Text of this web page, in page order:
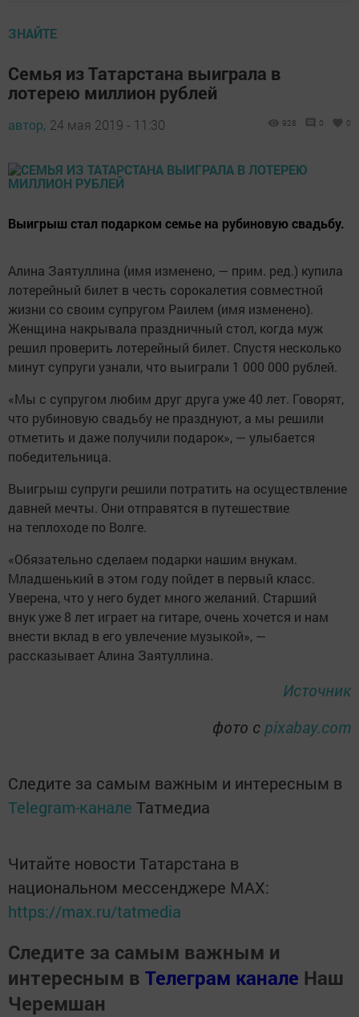
ЗНАЙТЕ
Семья из Татарстана выиграла в
лотерею миллион рублей
автор, 24 мая 2019 - 11:30 928 0 0
Выигрыш стал подарком семье на рубиновую свадьбу.
Алина Заятуллина (имя изменено, — прим. ред.) купила
лотерейный билет в честь сорокалетия совместной
жизни со своим супругом Раилем (имя изменено).
Женщина накрывала праздничный стол, когда муж
решил проверить лотерейный билет. Спустя несколько
минут супруги узнали, что выиграли 1 000 000 рублей.
«Мы с супругом любим друг друга уже 40 лет. Говорят,
что рубиновую свадьбу не празднуют, а мы решили
отметить и даже получили подарок», — улыбается
победительница.
Выигрыш супруги решили потратить на осуществление
давней мечты. Они отправятся в путешествие
на теплоходе по Волге.
«Обязательно сделаем подарки нашим внукам.
Младшенький в этом году пойдет в первый класс.
Уверена, что у него будет много желаний. Старший
внук уже 8 лет играет на гитаре, очень хочется и нам
внести вклад в его увлечение музыкой», —
рассказывает Алина Заятуллина.
Источник
фото с pixabay.com
Следите за самым важным и интересным в
Telegram-канале Татмедиа
Читайте новости Татарстана в
национальном мессенджере MАХ:
https://max.ru/tatmedia
Следите за самым важным и
интересным в Телеграм канале Наш
Черемшан